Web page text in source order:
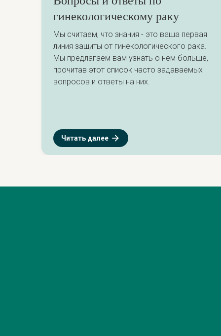
гинекологическому раку
Мы считаем, что знания - это ваша первая
линия защиты от гинекологического рака.
Мы предлагаем вам узнать о нем больше,
прочитав этот список часто задаваемых
вопросов и ответы на них.
Читать далее